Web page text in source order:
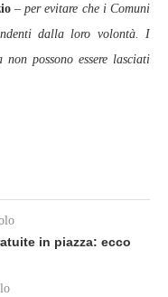
–per evitare che i Comuni
dalla loro volontà. I
possono essere lasciati
in piazza: ecco